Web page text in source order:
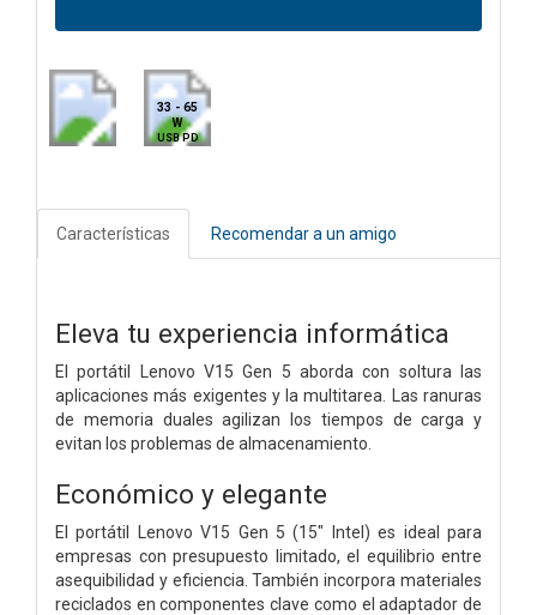
33 - 65
W
USB PD
Características Recomendar a un amigo
Eleva tu experiencia informática
El portátil Lenovo V15 Gen 5 aborda con soltura las
aplicaciones más exigentes y la multitarea. Las ranuras
de memoria duales agilizan los tiempos de carga y
evitan los problemas de almacenamiento.
Económico y elegante
El portátil Lenovo V15 Gen 5 (15" Intel) es ideal para
empresas con presupuesto limitado, el equilibrio entre
asequibilidad y eficiencia. También incorpora materiales
reciclados en componentes clave como el adaptador de